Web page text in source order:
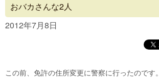
Concept
Blog
おバカさんな2人
2012年7月8日
この前、免許の住所変更に警察に行ったのです。